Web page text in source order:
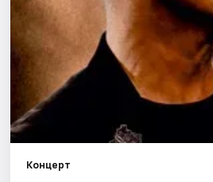
Города
Площадки
Артисты
Концерт